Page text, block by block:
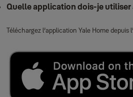
Quelle application dois‑je
Téléchargez l’application Yale Home depuis